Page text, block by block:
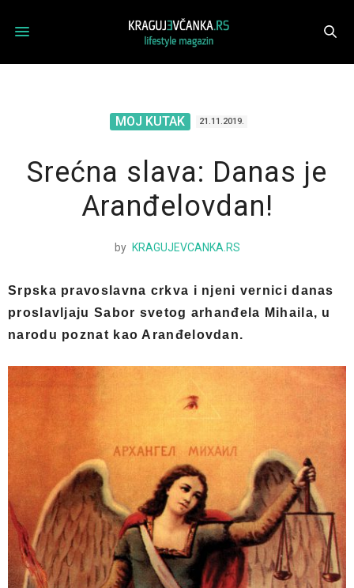
MOJ KUTAK 21.11.2019.
Srećna slava: Danas je
Aranđelovdan!
by KRAGUJEVCANKA.RS
Srpska pravoslavna crkva i njeni vernici danas
proslavljaju Sabor svetog arhanđela Mihaila, u
narodu poznat kao Aranđelovdan.